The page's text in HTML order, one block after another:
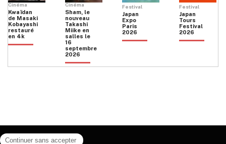
Cinéma
Kwaïdan
de Masaki
Kobayashi
restauré
en 4k
Cinéma
Sham, le
nouveau
Takashi
Miike en
salles le
16
septembre
2026
Festival
Japan
Expo
Paris
2026
Festival
Japan
Tours
Festival
2026